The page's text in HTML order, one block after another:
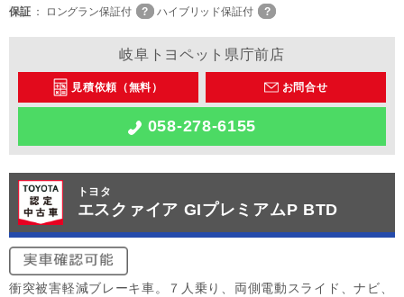
保証
ロングラン保証付 ハイブリッド保証付
岐阜トヨペット県庁前店
見積依頼（無料） お問合せ
058-278-6155
トヨタ
エスクァイア GIプレミアムP BTD
衝突被害軽減ブレーキ車。７人乗り、両側電動スライド、ナビ、